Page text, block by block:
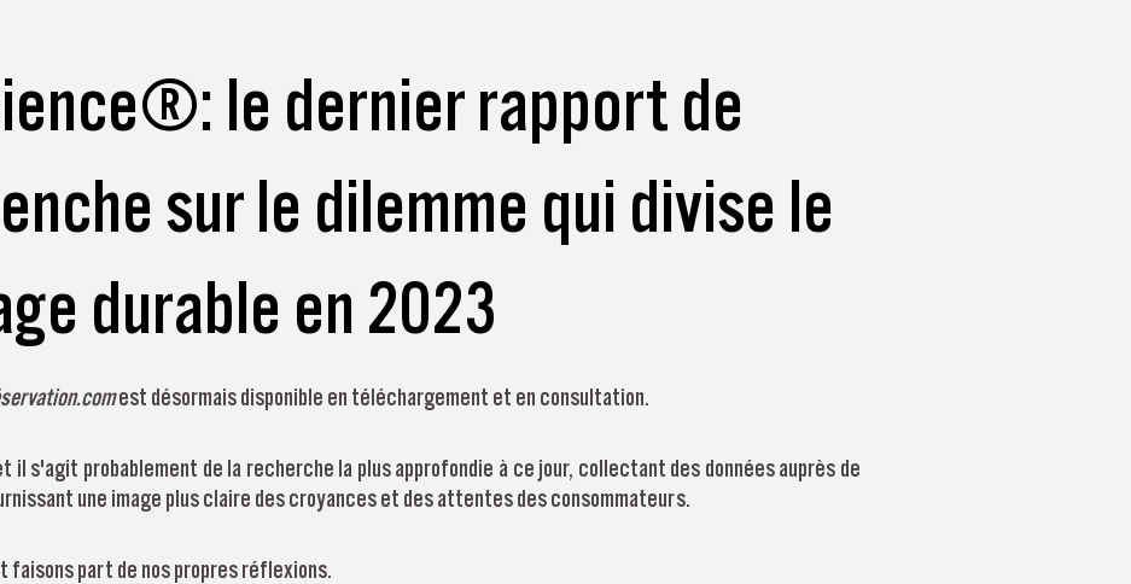
: le dernier rapport de
sur le dilemme qui divise le
durable en 2023
est désormais disponible en téléchargement et en consultation.
s'agit probablement de la recherche la plus approfondie à ce jour, collectant des données auprès de
une image plus claire des croyances et des attentes des consommateurs.
faisons part de nos propres réflexions.